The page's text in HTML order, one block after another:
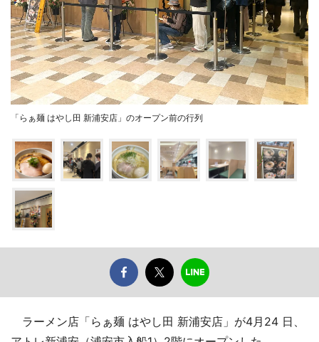
「らぁ麺 はやし田 新浦安店」のオープン前の行列
ラーメン店「らぁ麺 はやし田 新浦安店」が4月24 日、